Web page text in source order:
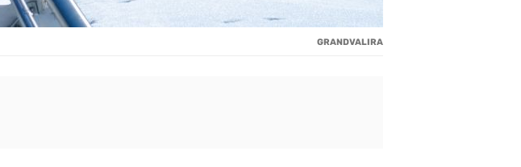
GRANDVALIRA